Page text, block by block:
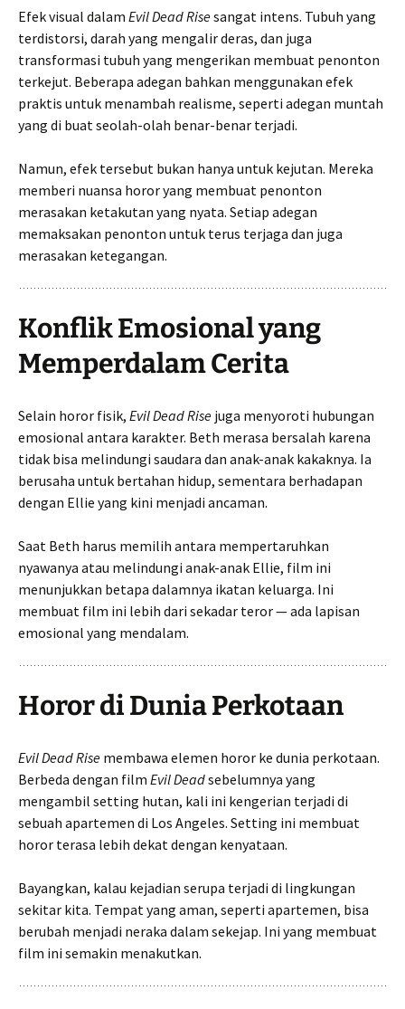
Efek visual dalam Evil Dead Risesangat intens. Tubuh yang
terdistorsi, darah yang mengalir deras, dan juga
transformasi tubuh yang mengerikan membuat penonton
terkejut. Beberapa adegan bahkan menggunakan efek
praktis untuk menambah realisme, seperti adegan muntah
yang di buat seolah-olah benar-benar terjadi.
Namun, efek tersebut bukan hanya untuk kejutan. Mereka
memberi nuansa horor yang membuat penonton
merasakan ketakutan yang nyata. Setiap adegan
memaksakan penonton untuk terus terjaga dan juga
merasakan ketegangan.
Konflik Emosional yang
Memperdalam Cerita
Selain horor fisik, Evil Dead Rise juga menyoroti hubungan
emosional antara karakter. Beth merasa bersalah karena
tidak bisa melindungi saudara dan anak-anak kakaknya. Ia
berusaha untuk bertahan hidup, sementara berhadapan
dengan Ellie yang kini menjadi ancaman.
Saat Beth harus memilih antara mempertaruhkan
nyawanya atau melindungi anak-anak Ellie, film ini
menunjukkan betapa dalamnya ikatan keluarga. Ini
membuat film ini lebih dari sekadar teror — ada lapisan
emosional yang mendalam.
Horor di Dunia Perkotaan
Evil Dead Rise membawa elemen horor ke dunia perkotaan.
Berbeda dengan film Evil Deadsebelumnya yang
mengambil setting hutan, kali ini kengerian terjadi di
sebuah apartemen di Los Angeles. Setting ini membuat
horor terasa lebih dekat dengan kenyataan.
Bayangkan, kalau kejadian serupa terjadi di lingkungan
sekitar kita. Tempat yang aman, seperti apartemen, bisa
berubah menjadi neraka dalam sekejap. Ini yang membuat
film ini semakin menakutkan.